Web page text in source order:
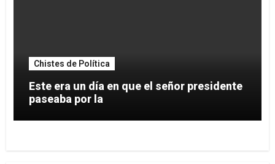
Chistes de Política
Este era un día en que el señor presidente
paseaba por la